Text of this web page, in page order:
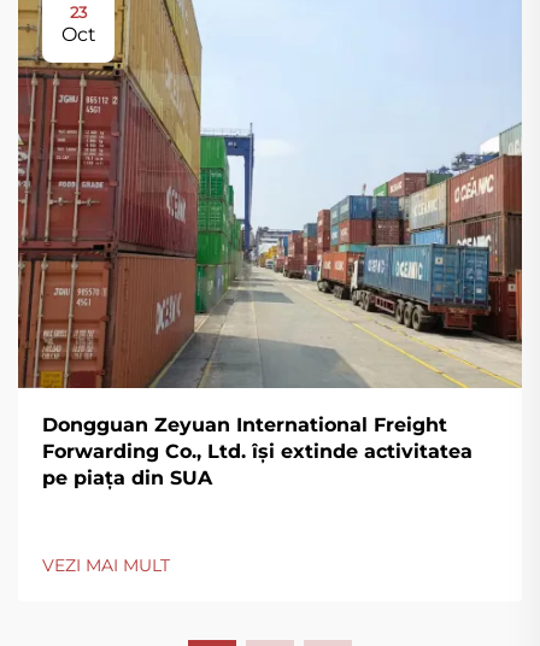
23
Oct
Dongguan Zeyuan International Freight
Forwarding Co., Ltd. își extinde activitatea
pe piața din SUA
VEZI MAI MULT